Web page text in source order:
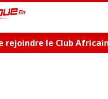
rejoindre le Club